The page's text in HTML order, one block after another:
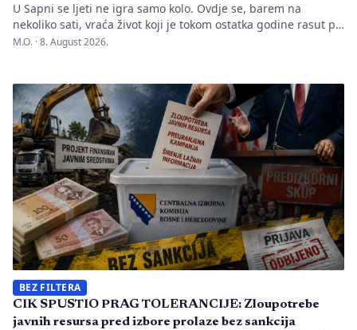
U Sapni se ljeti ne igra samo kolo. Ovdje se, barem na
nekoliko sati, vraća život koji je tokom ostatka godine rasut po
Evropi. Dva puta sedmično, kada muzika počne, na prostoru
kraja. Neki su došli iz […]
M.O. ·8. August 2026.
BEZ FILTERA
CIK SPUSTIO PRAG TOLERANCIJE: Zloupotrebe
javnih resursa pred izbore prolaze bez sankcija